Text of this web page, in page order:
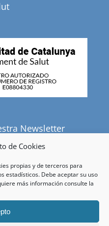
de Cookies
propias y de terceros para
estadísticos. Debe aceptar su uso
más información consulte la
Newsletter
de privacidad.